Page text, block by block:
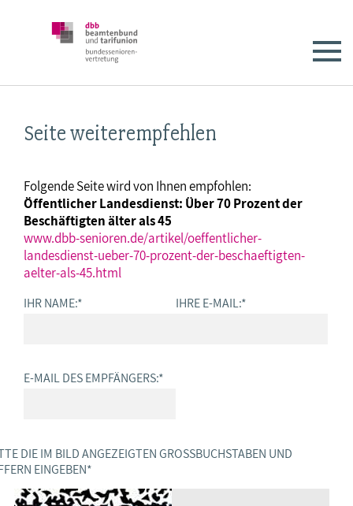
Seite weiterempfehlen
Folgende Seite wird von Ihnen empfohlen:
Öffentlicher Landesdienst: Über 70 Prozent der
Beschäftigten älter als 45
www.dbb-senioren.de/artikel/oeffentlicher-
landesdienst-ueber-70-prozent-der-beschaeftigten-
aelter-als-45.html
IHR NAME:* IHRE E-MAIL:*
E-MAIL DES EMPFÄNGERS:*
DIE IM BILD ANGEZEIGTEN GROSSBUCHSTABEN UND Z
EINGEBEN *